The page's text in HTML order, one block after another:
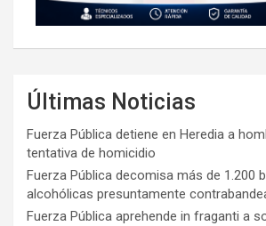
Últimas Noticias
Fuerza Pública detiene en Heredia a
tentativa de homicidio
Fuerza Pública decomisa más de 1.200
alcohólicas presuntamente
Fuerza Pública aprehende in fraganti a